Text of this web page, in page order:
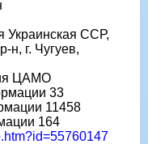
Украинская ССР,
н, г. Чугуев,
ЦАМО
33
11458
164